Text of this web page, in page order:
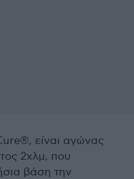
είναι αγώνας
2χλμ, που
βάση την